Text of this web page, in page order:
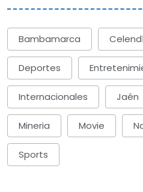
Bambamarca
Deportes
Internacionales Jaén
Mineria Movie
Sports